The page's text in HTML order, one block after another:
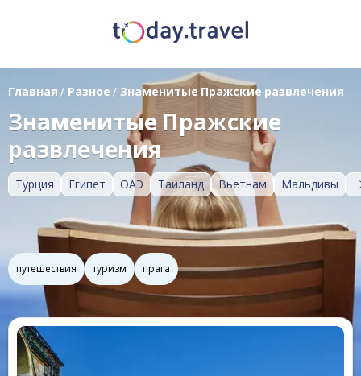
Турция Египет ОАЭ Таиланд Вьетнам Мальдивы
Главная / Разное / Знаменитые Пражские развлечения
Знаменитые Пражские
развлечения
путешествия туризм прага